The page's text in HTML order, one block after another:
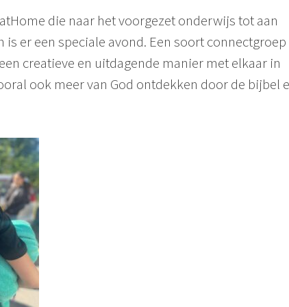
die naar het voorgezet onderwijs tot aan
er een speciale avond. Een soort connectgroep
creatieve en uitdagende manier met elkaar in
ook meer van God ontdekken door de bijbel